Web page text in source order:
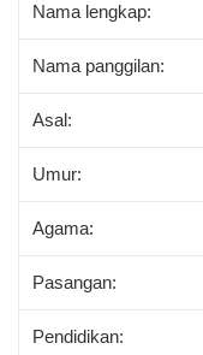
Nama lengkap:
Nama panggilan:
Asal:
Umur:
Agama:
Pasangan:
Pendidikan: